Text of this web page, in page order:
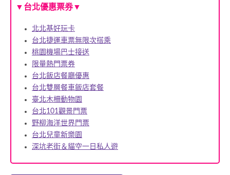
▼ 台北優惠票券▼
北北基好玩卡
台北捷運車票無限次搭乘
桃園機場巴士接送
限量熱門票券
台北飯店餐廳優惠
台北雙層餐車飯店套餐
臺北木柵動物園
台北101觀景門票
野柳海洋世界門票
台北兒童新樂園
深坑老街＆貓空一日私人遊